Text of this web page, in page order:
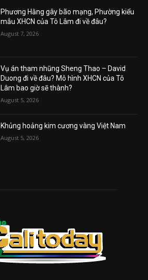
Phương Hằng gây bão mạng, Phường kiểu
mẫu XHCN của Tô Lâm đi về đâu?
August 7, 2026
Vụ án tham nhũng Sheng Thao – David
Duong đi về đâu? Mô hình XHCN của Tô
Lâm bao giờ sẽ thành?
August 5, 2026
Khủng hoảng kim cương vàng Việt Nam
August 5, 2026